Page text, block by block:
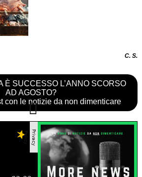
C. S.
È SUCCESSO L’ANNO SCORSO
AD AGOSTO?
con le notizie da non dimenticare